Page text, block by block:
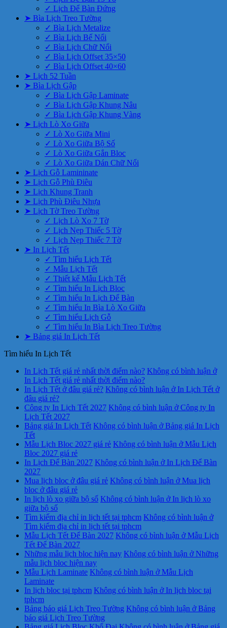
✓ Lịch Để Bàn Đứng
➤ Bìa Lịch Treo Tường
✓ Bìa Lịch Metalize
✓ Bìa Lịch Bế Nổi
✓ Bìa Lịch Chữ Nổi
✓ Bìa Lịch Offset 35×50
✓ Bìa Lịch Offset 40×60
➤ Lịch 52 Tuần
➤ Bìa Lịch Gập
✓ Bìa Lịch Gập Laminate
✓ Bìa Lịch Gập Khung Nâu
✓ Bìa Lịch Gập Khung Vàng
➤ Lịch Lò Xo Giữa
✓ Lò Xo Giữa Mini
✓ Lò Xo Giữa Bộ Số
✓ Lò Xo Giữa Gắn Bloc
✓ Lò Xo Giữa Dán Chữ Nổi
➤ Lịch Gỗ Lamininate
➤ Lịch Gỗ Phù Điêu
➤ Lịch Khung Tranh
➤ Lịch Phù Điêu Nhựa
➤ Lịch Tờ Treo Tường
✓ Lịch Lò Xo 7 Tờ
✓ Lịch Nẹp Thiếc 5 Tờ
✓ Lịch Nẹp Thiếc 7 Tờ
➤ In Lịch Tết
✓ Tìm hiểu Lịch Tết
✓ Mẫu Lịch Tết
✓ Thiết kế Mẫu Lịch Tết
✓ Tìm hiểu In Lịch Bloc
✓ Tìm hiểu In Lịch Để Bàn
✓ Tìm hiểu In Bìa Lò Xo Giữa
✓ Tìm hiểu Lịch Gỗ
✓ Tìm hiểu In Bìa Lịch Treo Tường
➤ Bảng giá In Lịch Tết
Tìm hiểu In Lịch Tết
In Lịch Tết giá rẻ nhất thời điểm nào? Không có bình luận ở
In Lịch Tết giá rẻ nhất thời điểm nào?
In Lịch Tết ở đâu giá rẻ? Không có bình luận ở In Lịch Tết ở
đâu giá rẻ?
Công ty In Lịch Tết 2027 Không có bình luận ở Công ty In
Lịch Tết 2027
Bảng giá In Lịch Tết Không có bình luận ở Bảng giá In Lịch
Tết
Mẫu Lịch Bloc 2027 giá rẻ Không có bình luận ở Mẫu Lịch
Bloc 2027 giá rẻ
In Lịch Để Bàn 2027 Không có bình luận ở In Lịch Để Bàn
2027
Mua lịch bloc ở đâu giá rẻ Không có bình luận ở Mua lịch
bloc ở đâu giá rẻ
In lịch lò xo giữa bộ số Không có bình luận ở In lịch lò xo
giữa bộ số
Tìm kiếm địa chỉ in lịch tết tại tphcm Không có bình luận ở
Tìm kiếm địa chỉ in lịch tết tại tphcm
Mẫu Lịch Tết Để Bàn 2027 Không có bình luận ở Mẫu Lịch
Tết Để Bàn 2027
Những mẫu lịch bloc hiện nay Không có bình luận ở Những
mẫu lịch bloc hiện nay
Mẫu Lịch Laminate Không có bình luận ở Mẫu Lịch
Laminate
In lịch bloc tại tphcm Không có bình luận ở In lịch bloc tại
tphcm
Bảng báo giá Lịch Treo Tường Không có bình luận ở Bảng
báo giá Lịch Treo Tường